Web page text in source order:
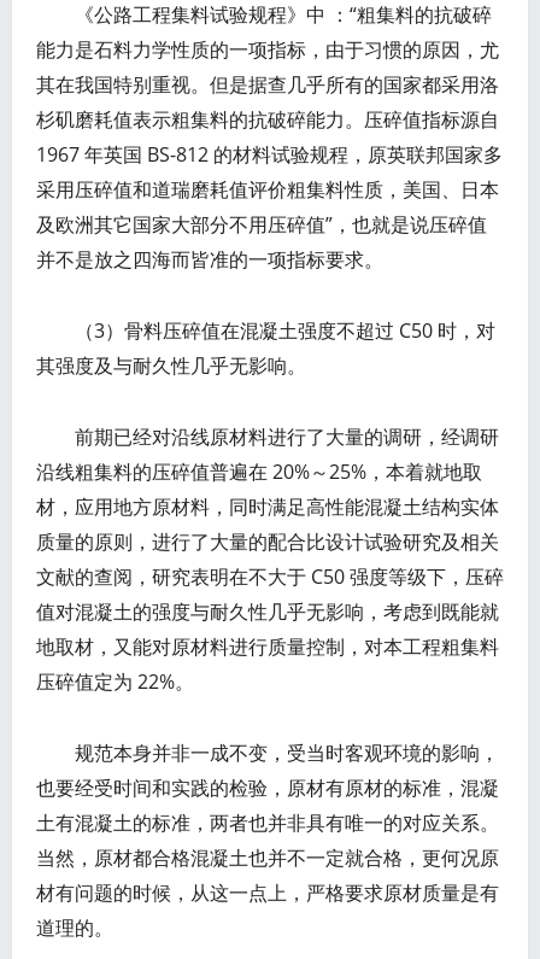
《公路工程集料试验规程》中 ：“粗集料的抗破碎
能力是石料力学性质的一项指标，由于习惯的原因，尤
其在我国特别重视。但是据查几乎所有的国家都采用洛
杉矶磨耗值表示粗集料的抗破碎能力。压碎值指标源自
1967 年英国 BS-812 的材料试验规程，原英联邦国家多
采用压碎值和道瑞磨耗值评价粗集料性质，美国、日本
及欧洲其它国家大部分不用压碎值”，也就是说压碎值
并不是放之四海而皆准的一项指标要求。
（3）骨料压碎值在混凝土强度不超过 C50 时，对
其强度及与耐久性几乎无影响。
前期已经对沿线原材料进行了大量的调研，经调研
沿线粗集料的压碎值普遍在 20%～25%，本着就地取
材，应用地方原材料，同时满足高性能混凝土结构实体
质量的原则，进行了大量的配合比设计试验研究及相关
文献的查阅，研究表明在不大于 C50 强度等级下，压碎
值对混凝土的强度与耐久性几乎无影响，考虑到既能就
地取材，又能对原材料进行质量控制，对本工程粗集料
压碎值定为 22%。
规范本身并非一成不变，受当时客观环境的影响，
也要经受时间和实践的检验，原材有原材的标准，混凝
土有混凝土的标准，两者也并非具有唯一的对应关系。
当然，原材都合格混凝土也并不一定就合格，更何况原
材有问题的时候，从这一点上，严格要求原材质量是有
道理的。